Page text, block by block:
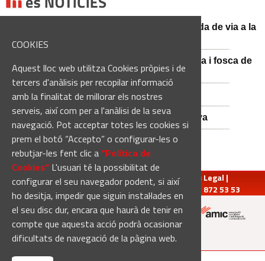
COOKIES
Aquest lloc web utilitza Cookies pròpies i de
tercers d'anàlisis per recopilar informació
amb la finalitat de millorar els nostres
serveis, així com per a l'anàlisi de la seva
navegació. Pot acceptar totes les cookies si
prem el botó “Accepto” o configurar-les o
rebutjar-les fent clic a“Política de
Cookies“ L'usuari té la possibilitat de
configurar el seu navegador podent, si així
ho desitja, impedir que siguin instal·lades en
el seu disc dur, encara que haurà de tenir en
compte que aquesta acció podrà ocasionar
dificultats de navegació de la pàgina web.
El conductor d'un turisme mor en una sortida de via a la
Catalunya es prepara per a la nit més màgica i fosca de
l'estiu, més enllà de l'eclipsi
Empats sense gols a Santa Coloma
Nou Atles de Varietats de Vinya de Catalunya
redaccio@manresadiari.cat|Qui som Avís Legal |
Pompeu Fabra, 7-13, 08240-Manresa | Tel.: 93 872 53 53
Altres mitjans del grup: